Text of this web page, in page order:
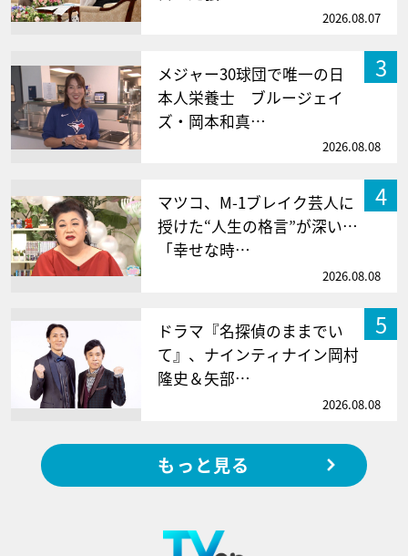
2026.08.07
3
メジャー30球団で唯一の日
本人栄養士 ブルージェイ
ズ・岡本和真…
2026.08.08
4
マツコ、M-1ブレイク芸人に
授けた“人生の格言”が深い…
「幸せな時…
2026.08.08
5
ドラマ『名探偵のままでい
て』、ナインティナイン岡村
隆史＆矢部…
2026.08.08
もっと見る